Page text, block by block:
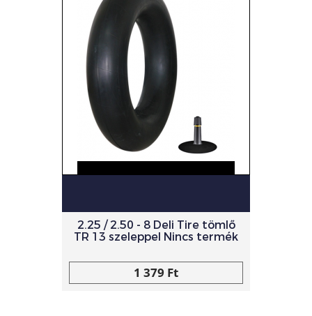
2.25 / 2.50 - 8 Deli Tire tömlő
TR 13 szeleppel Nincs termék
1 379 Ft